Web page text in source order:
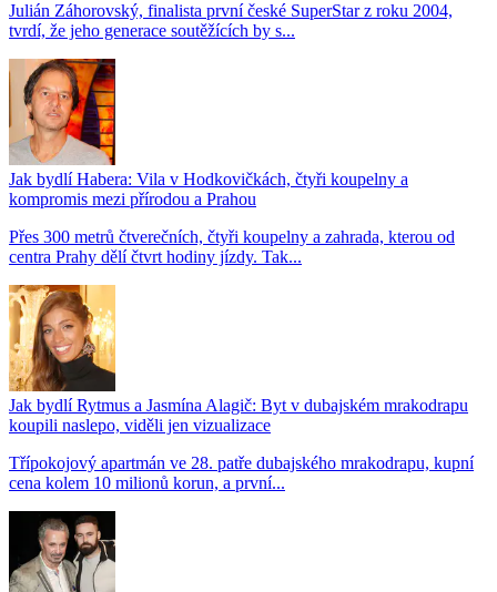
Julián Záhorovský, finalista první české SuperStar z roku 2004,
tvrdí, že jeho generace soutěžících by s...
Jak bydlí Habera: Vila v Hodkovičkách, čtyři koupelny a
kompromis mezi přírodou a Prahou
Přes 300 metrů čtverečních, čtyři koupelny a zahrada, kterou od
centra Prahy dělí čtvrt hodiny jízdy. Tak...
Jak bydlí Rytmus a Jasmína Alagič: Byt v dubajském mrakodrapu
koupili naslepo, viděli jen vizualizace
Třípokojový apartmán ve 28. patře dubajského mrakodrapu, kupní
cena kolem 10 milionů korun, a první...